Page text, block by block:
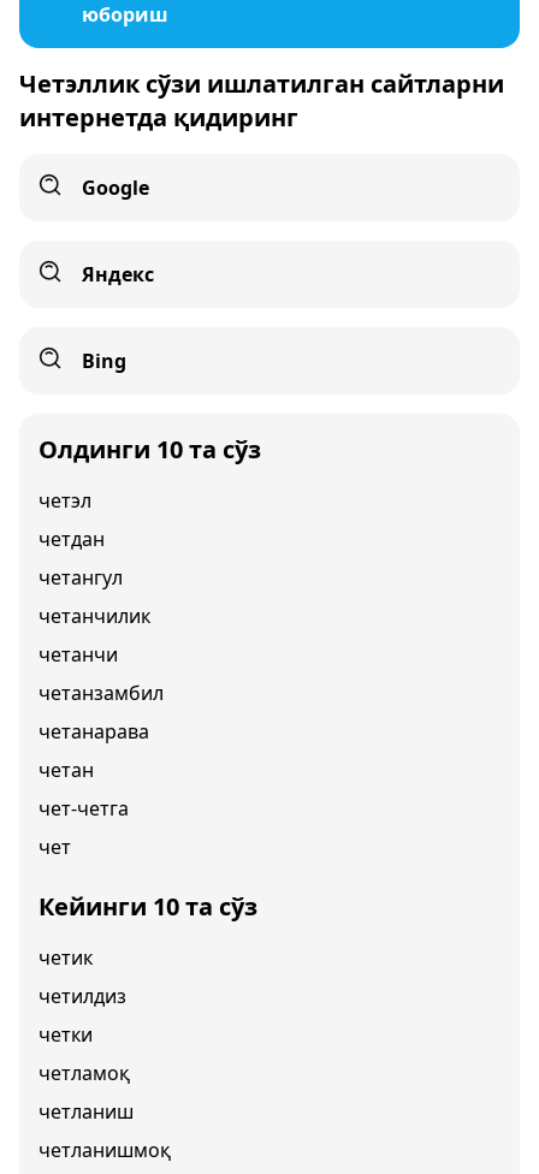
юбориш
Четэллик сўзи ишлатилган сайтларни
интернетда қидиринг
Google
Яндекс
Bing
Олдинги 10 та сўз
четэл
четдан
четангул
четанчилик
четанчи
четанзамбил
четанарава
четан
чет-четга
чет
Кейинги 10 та сўз
четик
четилдиз
четки
четламоқ
четланиш
четланишмоқ